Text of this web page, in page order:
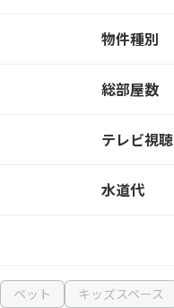
物件種別
総部屋数
テレビ視聴
水道代
ペット キッズスペース